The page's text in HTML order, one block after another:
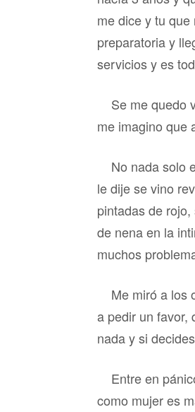
me dice y tu
preparatoria y
servicios y es
Se me quedo
me imagino que
No nada solo
le dije se vino
pintadas de
de nena en la
muchos
Me miró a los
a pedir un favor,
nada y si
Entre en
como mujer es